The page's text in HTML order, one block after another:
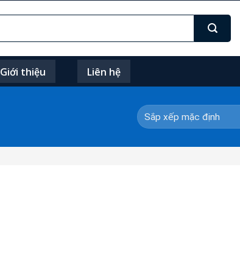
Giới thiệu Liên hệ